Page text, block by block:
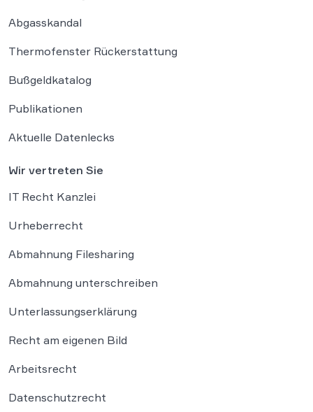
Abgasskandal
Thermofenster Rückerstattung
Bußgeldkatalog
Publikationen
Aktuelle Datenlecks
Wir vertreten Sie
IT Recht Kanzlei
Urheberrecht
Abmahnung Filesharing
Abmahnung unterschreiben
Unterlassungserklärung
Recht am eigenen Bild
Arbeitsrecht
Datenschutzrecht